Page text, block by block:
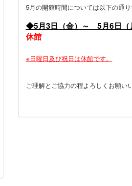
5月の開館時間については以下の通り
◆5月3日（金）～ 5月6日（
休館
※日曜日及び祝日は休館です。
ご理解とご協力の程よろしくお願い